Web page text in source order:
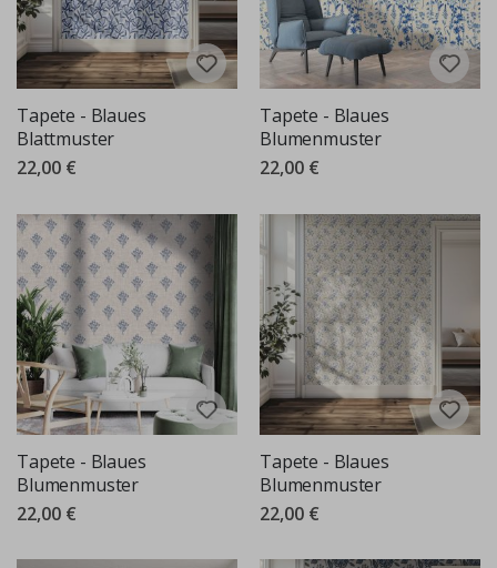
Tapete - Blaues
Blattmuster
22,00 €
Tapete - Blaues
Blumenmuster
22,00 €
Tapete - Blaues
Blumenmuster
22,00 €
Tapete - Blaues
Blumenmuster
22,00 €